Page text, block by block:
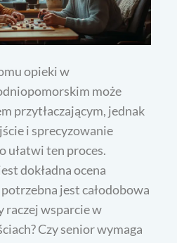
opieki w
może
przytłaczającym, jednak
i sprecyzowanie
ułatwi ten proces.
dokładna ocena
jest całodobowa
raczej wsparcie w
Czy senior wymaga